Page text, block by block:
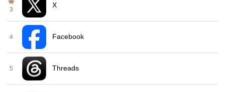
3
X
4 Facebook
5 Threads